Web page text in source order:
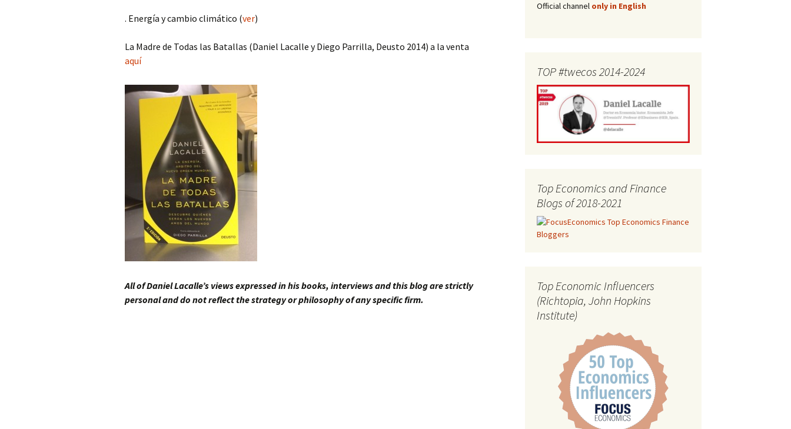
. Energía y cambio climático (ver)
La Madre de Todas las Batallas (Daniel Lacalle y Diego Parrilla, Deusto 2014) a la venta
aquí
All of Daniel Lacalle’s views expressed in his books, interviews and this blog are strictly
personal and do not reflect the strategy or philosophy of any specific firm.
Official channel only in English
TOP #twecos 2014-2024
Top Economics and Finance
Blogs of 2018-2021
Top Economic Influencers
(Richtopia, John Hopkins
Institute)